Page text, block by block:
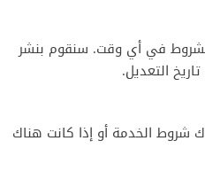
في أي وقت. سنقوم بنشر
التعديل.
شروط الخدمة أو إذا كانت هناك